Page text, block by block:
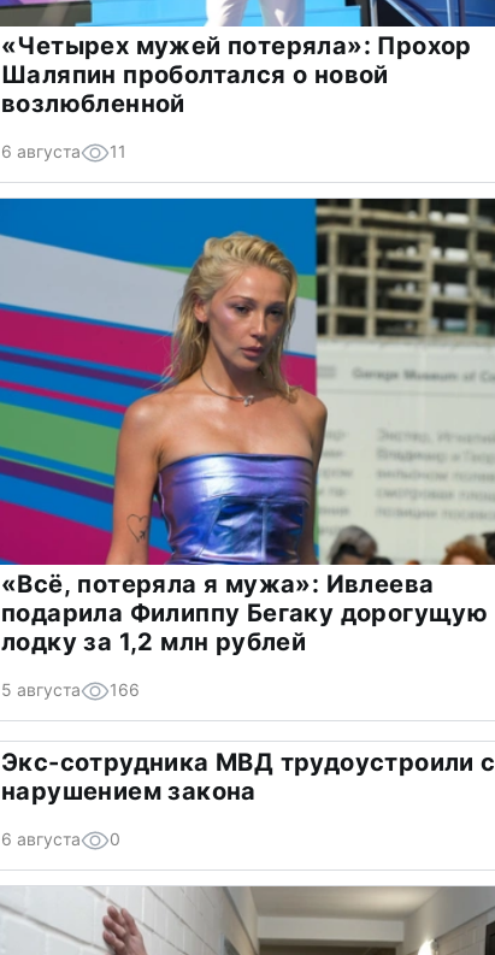
«Четырех мужей потеряла»: Прохор
Шаляпин проболтался о новой
возлюбленной
6 августа 11
«Всё, потеряла я мужа»: Ивлеева
подарила Филиппу Бегаку дорогущую
лодку за 1,2 млн рублей
5 августа 166
Экс-сотрудника МВД трудоустроили с
нарушением закона
6 августа 0